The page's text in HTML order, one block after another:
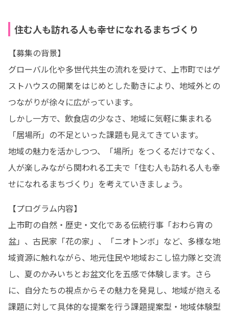
住む人も訪れる人も幸せになれるまちづくり
【募集の背景】
グローバル化や多世代共生の流れを受けて、上市町ではゲ
ストハウスの開業をはじめとした動きにより、地域外との
つながりが徐々に広がっています。
しかし一方で、飲食店の少なさ、地域に気軽に集まれる
「居場所」の不足といった課題も見えてきています。
地域の魅力を活かしつつ、「場所」をつくるだけでなく、
人が楽しみながら関われる工夫で「住む人も訪れる人も幸
せになれるまちづくり」を考えていきましょう。
【プログラム内容】
上市町の自然・歴史・文化である伝統行事「おわら宵の
盆」、古民家「花の家」、「ニオトンボ」など、多様な地
域資源に触れながら、地元住民や地域おこし協力隊と交流
し、夏のかみいちとお盆文化を五感で体験します。さら
に、自分たちの視点からその魅力を発見し、地域が抱える
課題に対して具体的な提案を行う課題提案型・地域体験型